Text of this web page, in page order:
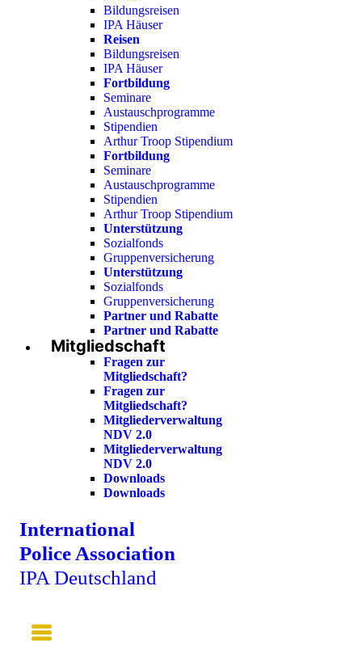
Bildungsreisen
IPA Häuser
Reisen
Bildungsreisen
IPA Häuser
Fortbildung
Seminare
Austauschprogramme
Stipendien
Arthur Troop Stipendium
Fortbildung
Seminare
Austauschprogramme
Stipendien
Arthur Troop Stipendium
Unterstützung
Sozialfonds
Gruppenversicherung
Unterstützung
Sozialfonds
Gruppenversicherung
Partner und Rabatte
Partner und Rabatte
Mitgliedschaft
Fragen zur
Mitgliedschaft?
Fragen zur
Mitgliedschaft?
Mitgliederverwaltung
NDV 2.0
Mitgliederverwaltung
NDV 2.0
Downloads
Downloads
International
Police Association
IPA Deutschland
Main
Menu